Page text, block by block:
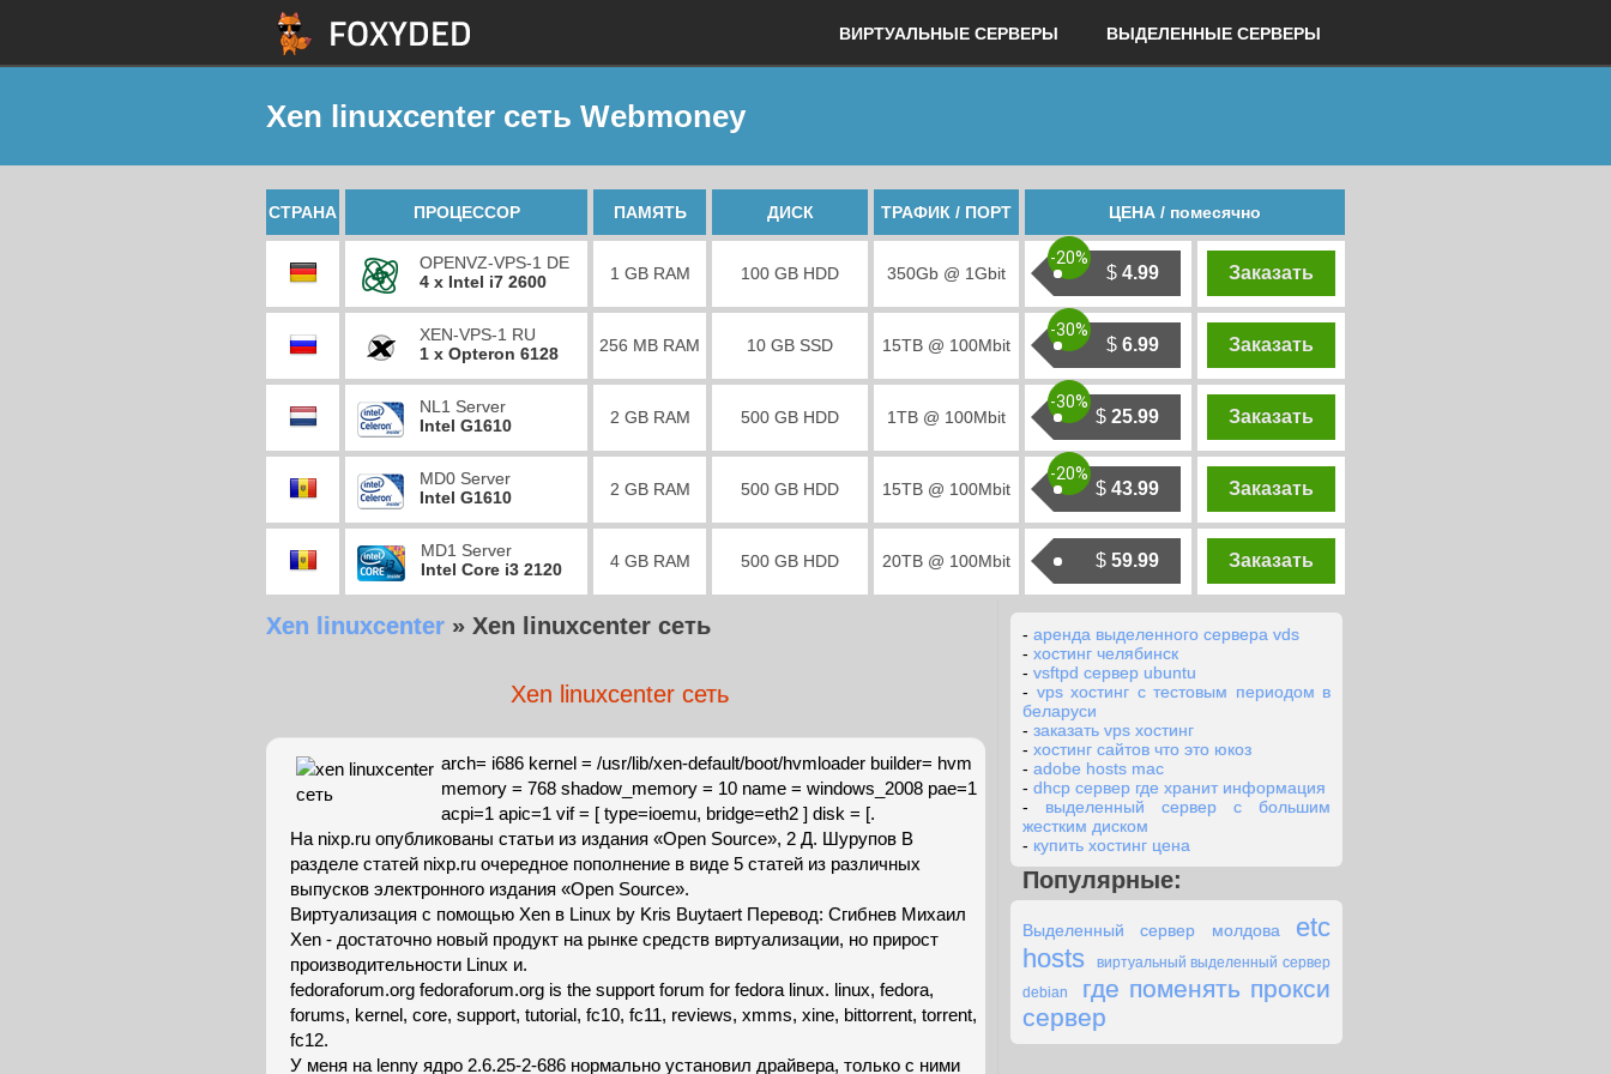
ВИРТУАЛЬНЫЕ СЕРВЕРЫ ВЫДЕЛЕННЫЕ СЕРВЕРЫ
Xen linuxcenter сеть Webmoney
СТРАНА ПРОЦЕССОР ПАМЯТЬ ДИСК ТРАФИК / ПОРТ ЦЕНА / помесячно
OPENVZ-VPS-1 DE
4 x Intel i7 2600
1 GB RAM 100 GB HDD 350Gb @ 1Gbit $ 4.99
-20%
Заказать
XEN-VPS-1 RU
1 x Opteron 6128
256 MB RAM 10 GB SSD 15TB @ 100Mbit $ 6.99
-30%
Заказать
NL1 Server
Intel G1610
2 GB RAM 500 GB HDD 1TB @ 100Mbit $ 25.99
-30%
Заказать
MD0 Server
Intel G1610
2 GB RAM 500 GB HDD 15TB @ 100Mbit $ 43.99
-20%
Заказать
MD1 Server
Intel Core i3 2120
4 GB RAM 500 GB HDD 20TB @ 100Mbit $ 59.99 Заказать
Xen linuxcenter » Xen linuxcenter сеть
Xen linuxcenter сеть
arch= i686 kernel = /usr/lib/xen-default/boot/hvmloader builder= hvm
memory = 768 shadow_memory = 10 name = windows_2008 pae=1
acpi=1 apic=1 vif = [ type=ioemu, bridge=eth2 ] disk = [.
На nixp.ru опубликованы статьи из издания «Open Source», 2 Д. Шурупов В
разделе статей nixp.ru очередное пополнение в виде 5 статей из различных
выпусков электронного издания «Open Source».
Виртуализация с помощью Xen в Linux by Kris Buytaert Перевод: Сгибнев Михаил
Xen - достаточно новый продукт на рынке средств виртуализации, но прирост
производительности Linux и.
fedoraforum.org fedoraforum.org is the support forum for fedora linux. linux, fedora,
forums, kernel, core, support, tutorial, fc10, fc11, reviews, xmms, xine, bittorrent, torrent,
fc12.
У меня на lenny ядро 2.6.25-2-686 нормально установил драйвера, только с ними
- аренда выделенного сервера vds
- хостинг челябинск
- vsftpd сервер ubuntu
- vps хостинг с тестовым периодом в
беларуси
- заказать vps хостинг
- хостинг сайтов что это юкоз
- adobe hosts mac
- dhcp сервер где хранит информация
- выделенный сервер с большим
жестким диском
- купить хостинг цена
Популярные:
Выделенный сервер молдова
etc
hosts
виртуальный выделенный сервер
debian
где поменять прокси
сервер